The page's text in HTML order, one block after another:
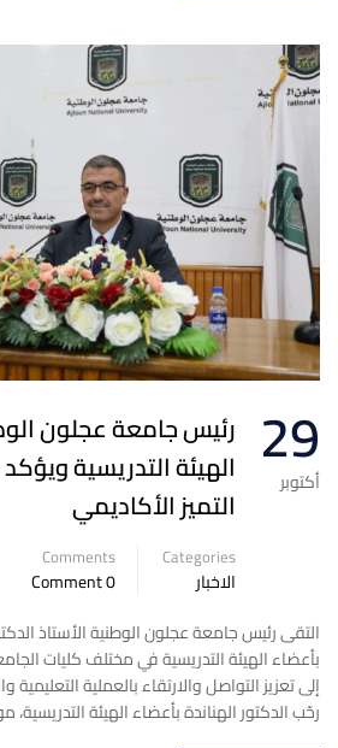
29
أكتوبر
رئيس جامعة عجلون
الهيئة التدريسية
التميز الأكاديمي
Categories
الاخبار
Comments
0 Comment
التقى رئيس جامعة عجلون الوطنية الأستاذ
بأعضاء الهيئة التدريسية في مختلف كليات
إلى تعزيز التواصل والارتقاء بالعملية
رحّب الدكتور الهناندة بأعضاء الهيئة